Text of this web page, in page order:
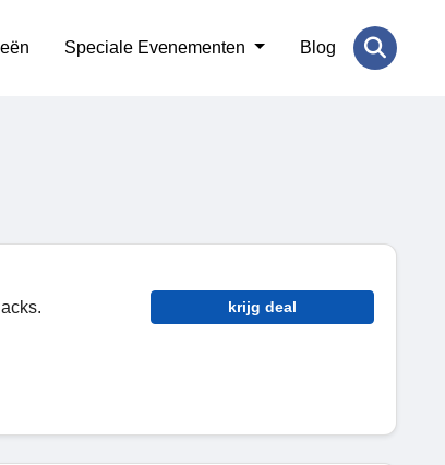
Speciale Evenementen Blog
krijg deal